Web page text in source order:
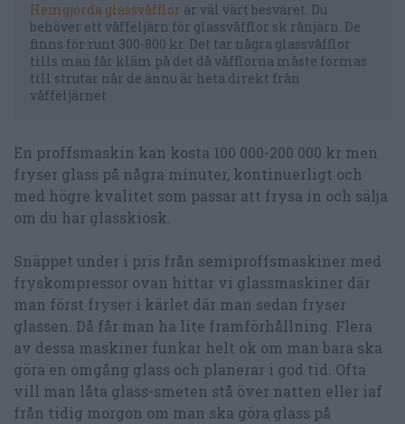
Hemgjorda glassvåfflor är väl värt besväret. Du
behöver ett våffeljärn för glassvåfflor sk rånjärn. De
finns för runt 300-800 kr. Det tar några glassvåfflor
tills man får kläm på det då våfflorna måste formas
till strutar når de ännu är heta direkt från
våffeljärnet
En proffsmaskin kan kosta 100 000-200 000 kr men
fryser glass på några minuter, kontinuerligt och
med högre kvalitet som passar att frysa in och sälja
om du har glasskiosk.
Snäppet under i pris från semiproffsmaskiner med
fryskompressor ovan hittar vi glassmaskiner där
man först fryser i kärlet där man sedan fryser
glassen. Då får man ha lite framförhållning. Flera
av dessa maskiner funkar helt ok om man bara ska
göra en omgång glass och planerar i god tid. Ofta
vill man låta glass-smeten stå över natten eller iaf
från tidig morgon om man ska göra glass på